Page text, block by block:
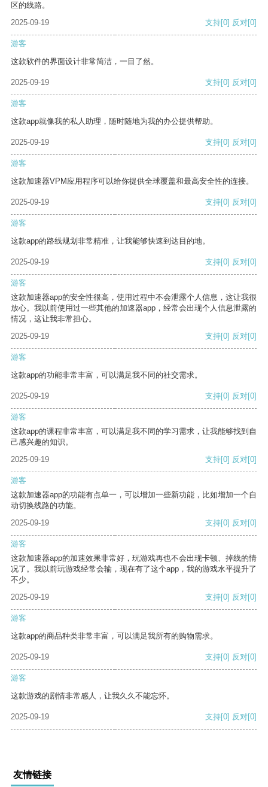
区的线路。
2025-09-19
支持[0] 反对[0]
游客
这款软件的界面设计非常简洁，一目了然。
2025-09-19 支持[0] 反对[0]
游客
这款app就像我的私人助理，随时随地为我的办公提供帮助。
2025-09-19 支持[0] 反对[0]
游客
这款加速器VPM应用程序可以给你提供全球覆盖和最高安全性的连接。
2025-09-19 支持[0] 反对[0]
游客
这款app的路线规划非常精准，让我能够快速到达目的地。
2025-09-19 支持[0] 反对[0]
游客
这款加速器app的安全性很高，使用过程中不会泄露个人信息，这让我很
放心。我以前使用过一些其他的加速器app，经常会出现个人信息泄露的
情况，这让我非常担心。
2025-09-19
支持[0] 反对[0]
游客
这款app的功能非常丰富，可以满足我不同的社交需求。
2025-09-19 支持[0] 反对[0]
游客
这款app的课程非常丰富，可以满足我不同的学习需求，让我能够找到自
己感兴趣的知识。
2025-09-19
支持[0] 反对[0]
游客
这款加速器app的功能有点单一，可以增加一些新功能，比如增加一个自
动切换线路的功能。
2025-09-19
支持[0] 反对[0]
游客
这款加速器app的加速效果非常好，玩游戏再也不会出现卡顿、掉线的情
况了。我以前玩游戏经常会输，现在有了这个app，我的游戏水平提升了
不少。
2025-09-19
支持[0] 反对[0]
游客
这款app的商品种类非常丰富，可以满足我所有的购物需求。
2025-09-19 支持[0] 反对[0]
游客
这款游戏的剧情非常感人，让我久久不能忘怀。
2025-09-19 支持[0] 反对[0]
友情链接